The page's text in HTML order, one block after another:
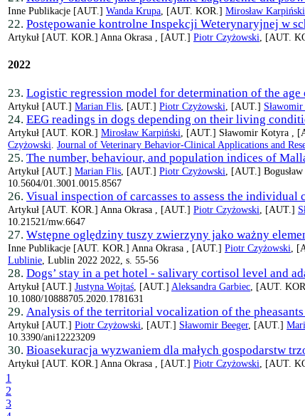
Inne Publikacje [AUT.] Wanda Krupa , [AUT. KOR.] Mirosław Karpiński
22. Postępowanie kontrolne Inspekcji Weterynaryjnej w
Artykuł [AUT. KOR.] Anna Okrasa , [AUT.] Piotr Czyżowski , [AUT.
2022
23. Logistic regression model for determination of the
Artykuł [AUT.] Marian Flis, [AUT.] Piotr Czyżowski, [AUT.] Sławomir
24. EEG readings in dogs depending on their living
Artykuł [AUT. KOR.] Mirosław Karpiński, [AUT.] Sławomir Kotyra ,
Czyżowski. Journal of Veterinary Behavior-Clinical Applications and
25. The number, behaviour, and population indices of
Artykuł [AUT.] Marian Flis, [AUT.] Piotr Czyżowski, [AUT.]
10.5604/01.3001.0015.8567
26. Visual inspection of carcasses to assess the
Artykuł [AUT. KOR.] Anna Okrasa , [AUT.] Piotr Czyżowski, [AUT.]
10.21521/mw.6647
27. Wstępne oględziny tuszy zwierzyny jako ważny
Inne Publikacje [AUT. KOR.] Anna Okrasa , [AUT.] Piotr Czyżowski,
Lublinie, Lublin 2022 2022, s. 55-56
28. Dogs’ stay in a pet hotel - salivary cortisol level and
Artykuł [AUT.] Justyna Wojtaś, [AUT.] Aleksandra Garbiec, [AUT.
10.1080/10888705.2020.1781631
29. Analysis of the territorial vocalization of the pheasants
Artykuł [AUT.] Piotr Czyżowski, [AUT.] Sławomir Beeger, [AUT.]
10.3390/ani12223209
30. Bioasekuracja wyzwaniem dla małych gospodarstw
Artykuł [AUT. KOR.] Anna Okrasa , [AUT.] Piotr Czyżowski, [AUT.
1
2
3